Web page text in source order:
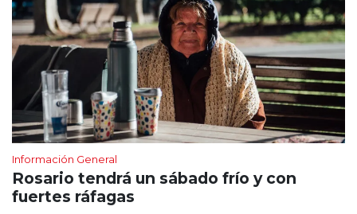
Información General
Rosario tendrá un sábado frío y con
fuertes ráfagas